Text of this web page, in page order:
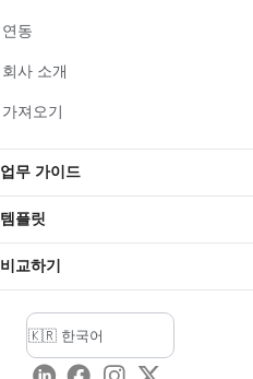
연동
회사 소개
가져오기
업무 가이드
템플릿
비교하기